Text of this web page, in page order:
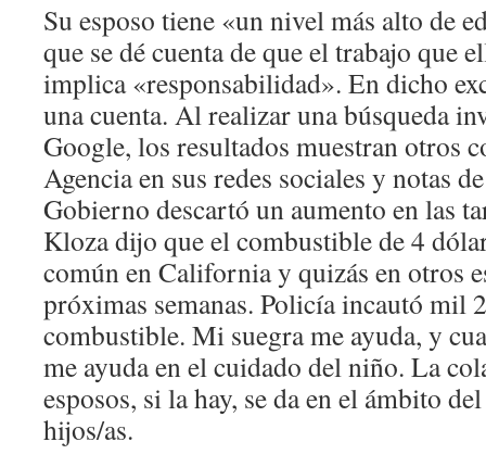
Su esposo tiene «un nivel más alto de
que se dé cuenta de que el trabajo que
implica «responsabilidad». En dicho
una cuenta. Al realizar una búsqueda
Google, los resultados muestran otros
Agencia en sus redes sociales y notas
Gobierno descartó un aumento en las
Kloza dijo que el combustible de 4
común en California y quizás en otros
próximas semanas. Policía incautó mil
combustible. Mi suegra me ayuda, y
me ayuda en el cuidado del niño. La
esposos, si la hay, se da en el ámbito
hijos/as.